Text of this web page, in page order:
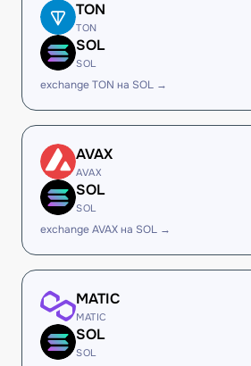
TON
TON
SOL
SOL
exchange TON на SOL →
AVAX
AVAX
SOL
SOL
exchange AVAX на SOL →
MATIC
MATIC
SOL
SOL